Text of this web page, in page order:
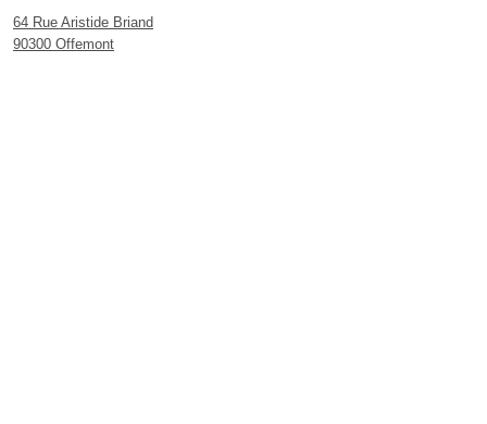
64 Rue Aristide Briand
90300 Offemont